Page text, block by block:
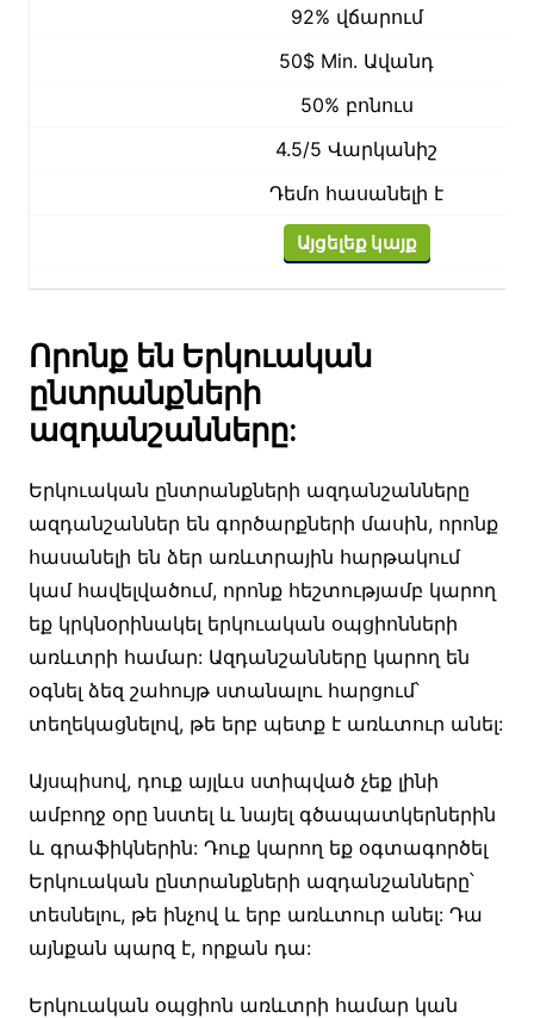
92% վճարում
50$ Min. Ավանդ
50% բոնուս
4.5/5 Վարկանիշ
Դեմո հասանելի է
Այցելեք կայք
Որոնք են Երկուական
ընտրանքների
ազդանշանները:
Երկուական ընտրանքների ազդանշանները
ազդանշաններ են գործարքների մասին, որոնք
հասանելի են ձեր առևտրային հարթակում
կամ հավելվածում, որոնք հեշտությամբ կարող
եք կրկնօրինակել երկուական օպցիոնների
առևտրի համար: Ազդանշանները կարող են
օգնել ձեզ շահույթ ստանալու հարցում՝
տեղեկացնելով, թե երբ պետք է առևտուր անել:
Այսպիսով, դուք այլևս ստիպված չեք լինի
ամբողջ օրը նստել և նայել գծապատկերներին
և գրաֆիկներին: Դուք կարող եք օգտագործել
Երկուական ընտրանքների ազդանշանները՝
տեսնելու, թե ինչով և երբ առևտուր անել: Դա
այնքան պարզ է, որքան դա:
Երկուական օպցիոն առևտրի համար կան